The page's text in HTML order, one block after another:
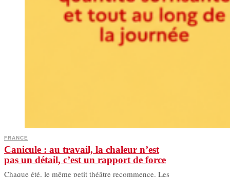
FRANCE
Canicule : au travail, la chaleur n’est
pas un détail, c’est un rapport de force
Chaque été, le même petit théâtre recommence. Les